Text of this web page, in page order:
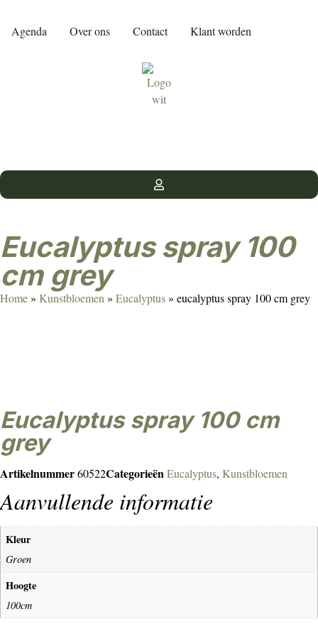
Agenda Over ons Contact Klant worden
eucalyptus spray 100
cm grey
Home» Kunstbloemen » Eucalyptus» eucalyptus spray 100 cm grey
eucalyptus spray 100 cm
grey
Artikelnummer60522CategorieënEucalyptus, Kunstbloemen
Aanvullende informatie
Kleur
Groen
Hoogte
100cm